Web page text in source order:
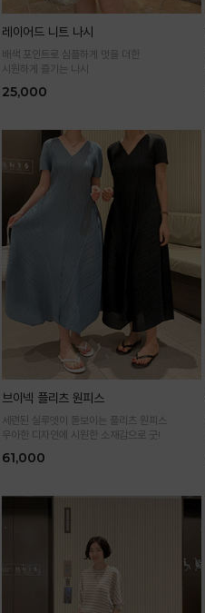
레이어드 니트 나시
배색 포인트로 심플하게 멋을 더한
시원하게 즐기는 나시
25,000
브이넥 플리츠 원피스
세련된 실루엣이 돋보이는 플리츠 원피스
우아한 디자인에 시원한 소재감으로 굿!
61,000